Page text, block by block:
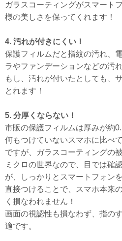
ガラスコーティングがスマート
様の美しさを保ってくれます！
4. 汚れが付きにくい！
保護フィルムだと指紋の汚れ、
ラやファンデーションなどの汚
もし、汚れが付いたとしても、
とれます！
5. 分厚くならない！
市販の保護フィルムは厚みが約
何もつけていないスマホに比べ
ですが、ガラスコーティングの
ミクロの世界なので、目では確
が、しっかりとスマートフォン
直接つけることで、スマホ本来
く損なわれません！
画面の視認性も損なわず、指の
適です。